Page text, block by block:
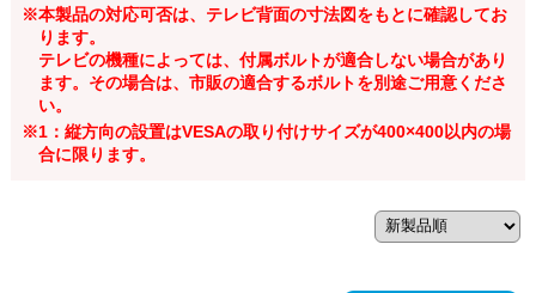
※本製品の対応可否は、テレビ背面の寸法図をもとに確認してお
ります。
テレビの機種によっては、付属ボルトが適合しない場合があり
ます。その場合は、市販の適合するボルトを別途ご用意くださ
い。
※1：縦方向の設置はVESAの取り付けサイズが400×400以内の場
合に限ります。